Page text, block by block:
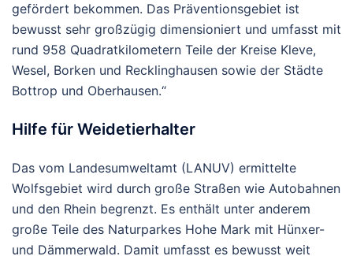
gefördert bekommen. Das Präventionsgebiet ist
bewusst sehr großzügig dimensioniert und umfasst mit
rund 958 Quadratkilometern Teile der Kreise Kleve,
Wesel, Borken und Recklinghausen sowie der Städte
Bottrop und Oberhausen.“
Hilfe für Weidetierhalter
Das vom Landesumweltamt (LANUV) ermittelte
Wolfsgebiet wird durch große Straßen wie Autobahnen
und den Rhein begrenzt. Es enthält unter anderem
große Teile des Naturparkes Hohe Mark mit Hünxer-
und Dämmerwald. Damit umfasst es bewusst weit